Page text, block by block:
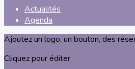
Actualités
Agenda
Ajoutez un logo, un bouton, des
Cliquez pour éditer